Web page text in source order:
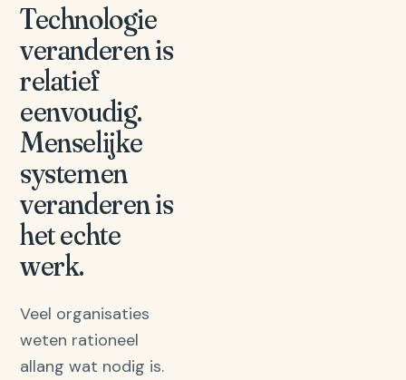
Technologie
veranderen is
relatief
eenvoudig.
Menselijke
systemen
veranderen is
het echte
werk.
Veel organisaties
weten rationeel
allang wat nodig is.